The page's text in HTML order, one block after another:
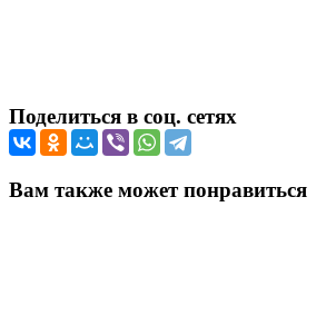
Поделиться в соц. сетях
Вам также может понравиться